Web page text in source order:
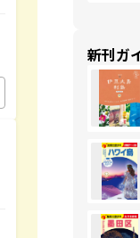
新刊ガ